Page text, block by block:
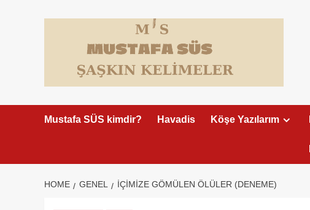
Mustafa SÜS kimdir? Havadis Köşe Yazılarım
HOME GENEL İÇİMİZE GÖMÜLEN ÖLÜLER (DENEME)